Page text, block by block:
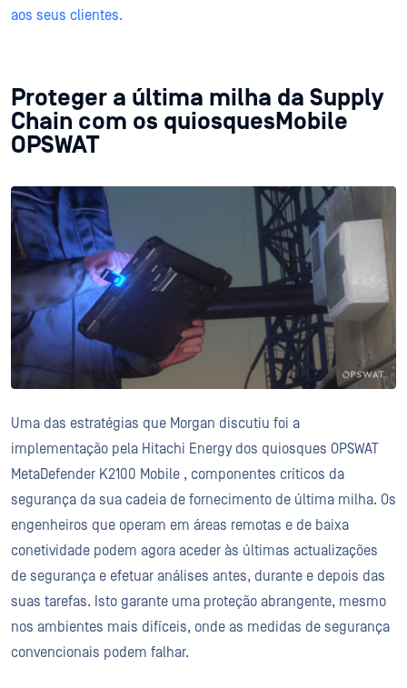
aos seus clientes.
Proteger a última milha da Supply
Chain com os quiosquesMobile
OPSWAT
Uma das estratégias que Morgan discutiu foi a
implementação pela Hitachi Energy dos quiosques OPSWAT
MetaDefender K2100 Mobile , componentes críticos da
segurança da sua cadeia de fornecimento de última milha. Os
engenheiros que operam em áreas remotas e de baixa
conetividade podem agora aceder às últimas actualizações
de segurança e efetuar análises antes, durante e depois das
suas tarefas. Isto garante uma proteção abrangente, mesmo
nos ambientes mais difíceis, onde as medidas de segurança
convencionais podem falhar.